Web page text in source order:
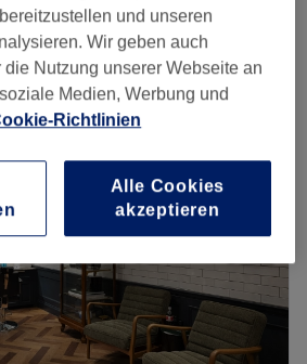
10:00– 19:00
10:00–19:00
10:00–19:00
10:00–17:00
aus? Sicherlich spielt das
eine große Rolle. Daher verhilft
in Frankfurt, Innenstadt,
und unseren
Wir geben auch
die Nutzung unserer Webseite an
Medien, Werbung und
Richtlinien
Alle Cookies
akzeptieren